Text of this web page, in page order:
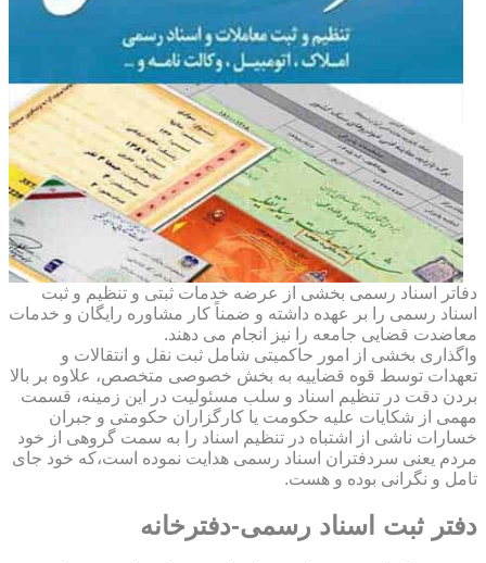
دفاتر اسناد رسمی بخشی از عرضه خدمات ثبتی و تنظیم و ثبت
اسناد رسمی را بر عهده داشته و ضمناً کار مشاوره رایگان و خدمات
معاضدت قضایی جامعه را نیز انجام می دهند.
واگذاری بخشی از امور حاکمیتی شامل ثبت نقل و انتقالات و
تعهدات توسط قوه قضاییه به بخش خصوصی متخصص، علاوه بر بالا
بردن دقت در تنظیم اسناد و سلب مسئولیت در این زمینه، قسمت
مهمی از شکایات علیه حکومت یا کارگزاران حکومتی و جبران
خسارات ناشی از اشتباه در تنظیم اسناد را به سمت گروهی از خود
مردم یعنی سردفتران اسناد رسمی هدایت نموده است،که خود جای
تامل و نگرانی بوده و هست.
دفتر ثبت اسناد رسمی-دفترخانه